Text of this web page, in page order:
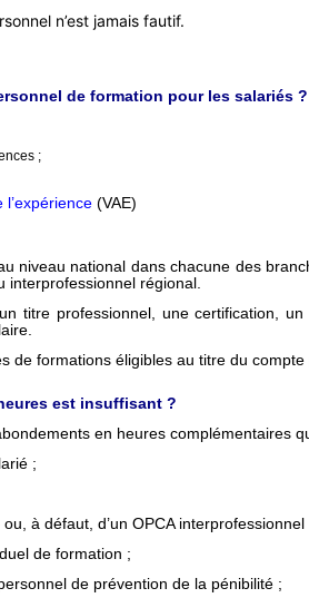
n’est jamais fautif.
de formation pour les salariés ?
;
(VAE)
niveau national dans chacune des
interprofessionnel régional.
titre professionnel, une certification,
de formations éligibles au titre du
est insuffisant ?
en heures complémentaires
;
à défaut, d’un OPCA interprofessionnel
de formation ;
de prévention de la pénibilité ;